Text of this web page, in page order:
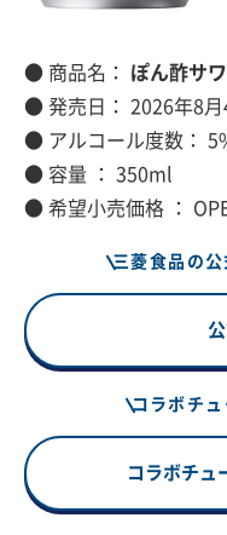
● 商品名： ぽん酢サ
● 発売日：
● アルコール度数：
● 容量 ： 350ml
● 希望小売価格 ：
三菱食品の
コラボチ
コラボチュ